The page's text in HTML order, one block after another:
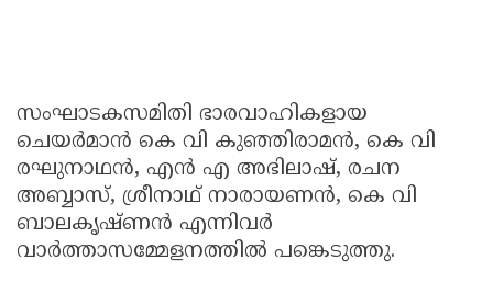
സംഘാടകസമിതി ഭാരവാഹികളായ
ചെയർമാൻ കെ വി കുഞ്ഞിരാമൻ, കെ വി
രഘുനാഥൻ, എൻ എ അഭിലാഷ്, രചന
അബ്ബാസ്, ശ്രീനാഥ് നാരായണൻ, കെ വി
ബാലകൃഷ്ണൻ എന്നിവർ
വാർത്താസമ്മേളനത്തിൽ പങ്കെടുത്തു.